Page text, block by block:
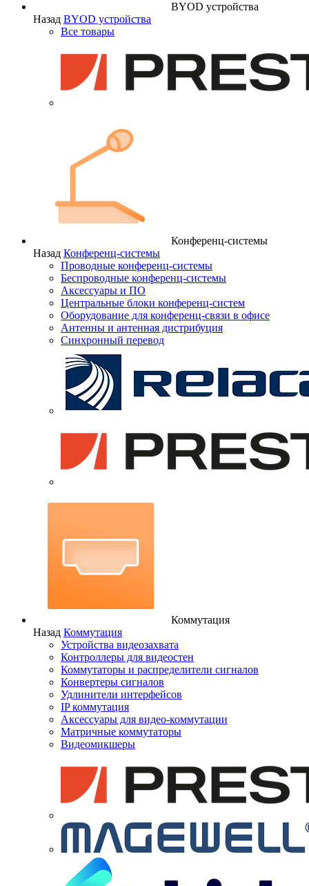
BYOD устройства
Назад BYOD устройства
Все товары
Конференц-системы
Назад Конференц-системы
Проводные конференц-системы
Беспроводные конференц-системы
Аксессуары и ПО
Центральные блоки конференц-систем
Оборудование для конференц-связи в офисе
Антенны и антенная дистрибуция
Синхронный перевод
Коммутация
Назад Коммутация
Устройства видеозахвата
Контроллеры для видеостен
Коммутаторы и распределители сигналов
Конвертеры сигналов
Удлинители интерфейсов
IP коммутация
Аксессуары для видео-коммутации
Матричные коммутаторы
Видеомикшеры